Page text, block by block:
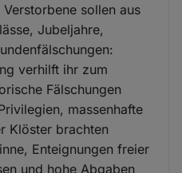
sollen aus
Jubeljahre,
verhilft ihr zum
Fälschungen
massenhafte
Klöster brachten
Enteignungen freier
und hohe Abgaben